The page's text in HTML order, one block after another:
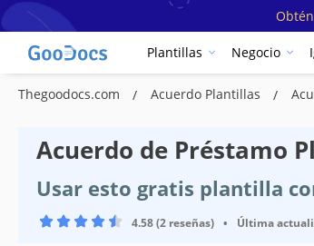
Plantillas Negocio
Thegoodocs.com Acuerdo Plantillas
Acuerdo de Préstamo
Usar esto gratis plantilla
4.58 (2 reseñas) • Última